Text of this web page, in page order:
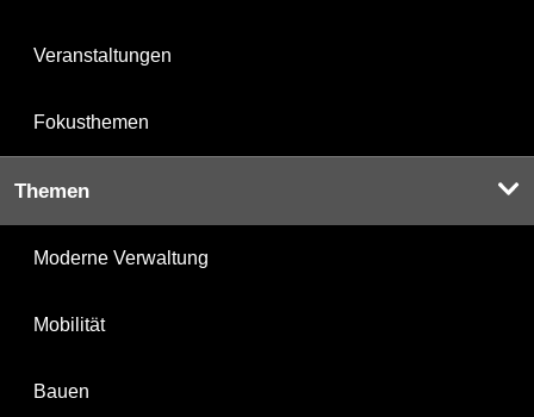
Veranstaltungen
Fokusthemen
Themen
Moderne Verwaltung
Mobilität
Bauen